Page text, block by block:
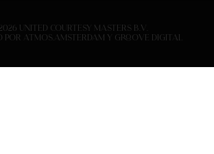
2026 United Courtesy Masters B.V.
por
Atmos.Amsterdam y Groove Digital